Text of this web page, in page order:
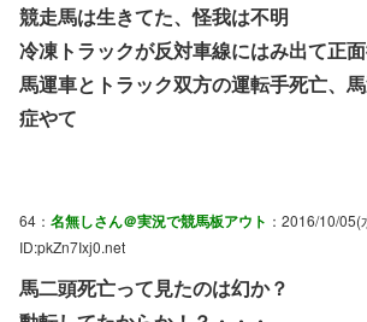
競走馬は生きてた、怪我は不明
冷凍トラックが反対車線にはみ出て正
馬運車とトラック双方の運転手死亡、
症やて
64： 名無しさん＠実況で競馬板アウト ：2016/10/
ID:pkZn7Ixj0.net
馬二頭死亡って見たのは幻か？